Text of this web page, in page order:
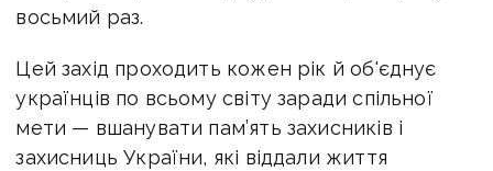
восьмий раз.
Цей захід проходить кожен рік й об'єднує
українців по всьому світу заради спільної
мети — вшанувати пам’ять захисників і
захисниць України, які віддали життя